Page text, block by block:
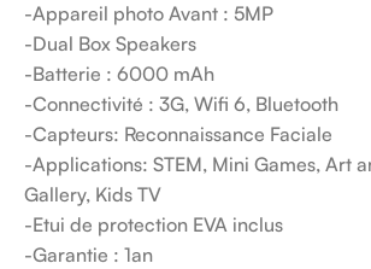
-Appareil photo Avant : 5MP
-Dual Box Speakers
-Batterie : 6000 mAh
-Connectivité : 3G, Wifi 6, Bluetooth
-Capteurs: Reconnaissance Faciale
-Applications: STEM, Mini Games, Art
Gallery, Kids TV
-Etui de protection EVA inclus
-Garantie : 1an